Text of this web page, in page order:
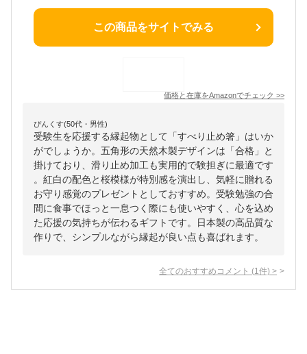
この商品をサイトでみる
価格と在庫をAmazonでチェック >>
ぴんくす(50代・男性)
受験生を応援する縁起物として「すべり止め箸」はいか
がでしょうか。五角形の天然木製デザインは「合格」と
掛けており、滑り止め加工も実用的で験担ぎに最適です
。紅白の配色と桜模様が特別感を演出し、気軽に贈れる
お守り感覚のプレゼントとしておすすめ。受験勉強の合
間に食事でほっと一息つく際にも使いやすく、心を込め
た応援の気持ちが伝わるギフトです。日本製の高品質な
作りで、シンプルながら縁起が良い点も喜ばれます。
全てのおすすめコメント (1 件) >